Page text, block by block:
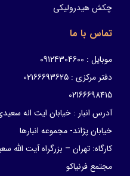
چکش هیدرولیکی
تماس با ما
موبایل : 09124304600
دفتر مرکزی : 02166693625
02166698415
آدرس انبار : خیابان ایت اله
خیابان پژاند- مجموعه انبارها
کارگاه: تهران – بزرگراه آیت
مجتمع فرنیاکو